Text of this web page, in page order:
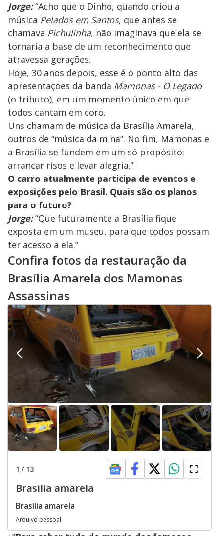
Jorge: “Acho que o Dinho, quando criou a
música Pelados em Santos, que antes se
chamava Pichulinha, não imaginava que ela se
tornaria a base de um reconhecimento que
atravessa gerações.
Hoje, 30 anos depois, esse é o ponto alto das
apresentações da banda Mamonas - O Legado
(o tributo), em um momento único em que
todos cantam em coro.
Uns chamam de música da Brasília Amarela,
outros de “música da mina”. No fim, Mamonas e
a Brasília se fundem em um só propósito:
arrancar risos e levar alegria.”
O carro atualmente participa de eventos e
exposições pelo Brasil. Quais são os planos
para o futuro?
Jorge:“Que futuramente a Brasília fique
exposta em um museu, para que todos possam
ter acesso a ela.”
Confira fotos da restauração da
Brasília Amarela dos Mamonas
Assassinas
1 / 13
Brasília amarela
Brasília amarela
Arquivo pessoal